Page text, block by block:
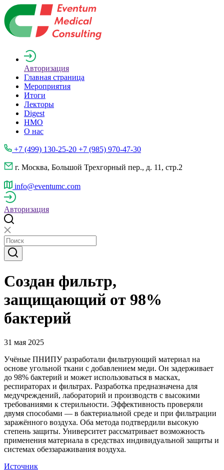
Авторизация
Главная страница
Мероприятия
Итоги
Лекторы
Digest
НМО
О нас
+7 (499) 130-25-20 +7 (985) 970-47-30
г. Москва, Большой Трехгорный пер., д. 11, стр.2
info@eventumc.com
Авторизация
Создан фильтр,
защищающий от 98%
бактерий
31 мая 2025
Учёные ПНИПУ разработали фильтрующий материал на
основе угольной ткани с добавлением меди. Он задерживает
до 98% бактерий и может использоваться в масках,
респираторах и фильтрах. Разработка предназначена для
медучреждений, лабораторий и производств с высокими
требованиями к стерильности. Эффективность проверяли
двумя способами — в бактериальной среде и при фильтрации
заражённого воздуха. Оба метода подтвердили высокую
степень защиты. Университет рассматривает возможность
применения материала в средствах индивидуальной защиты и
системах обеззараживания воздуха.
Источник